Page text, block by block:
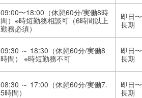
09:00〜18:00（休憩60分/実働8時
間）※時短勤務相談可（6時間以上
勤務必須）
即日〜
長期
09:30 ～ 18:30（休憩60分/実働8
時間） ※時短勤務不可
即日〜
長期
08:30 ～ 17:00（休憩60分/実働7.
5時間）
即日〜
長期